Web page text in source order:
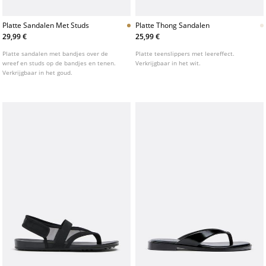
Platte Sandalen Met Studs
29,99 €
Platte sandalen met bandjes over de
wreef en studs op de bandjes en tenen.
Verkrijgbaar in het goud.
Platte Thong Sandalen
25,99 €
Platte teenslippers met leereffect.
Verkrijgbaar in het wit.